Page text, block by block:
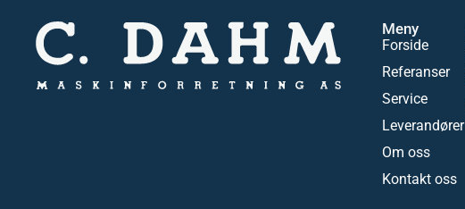
Meny
Forside
Referanser
Service
Leverandører
Om oss
Kontakt oss